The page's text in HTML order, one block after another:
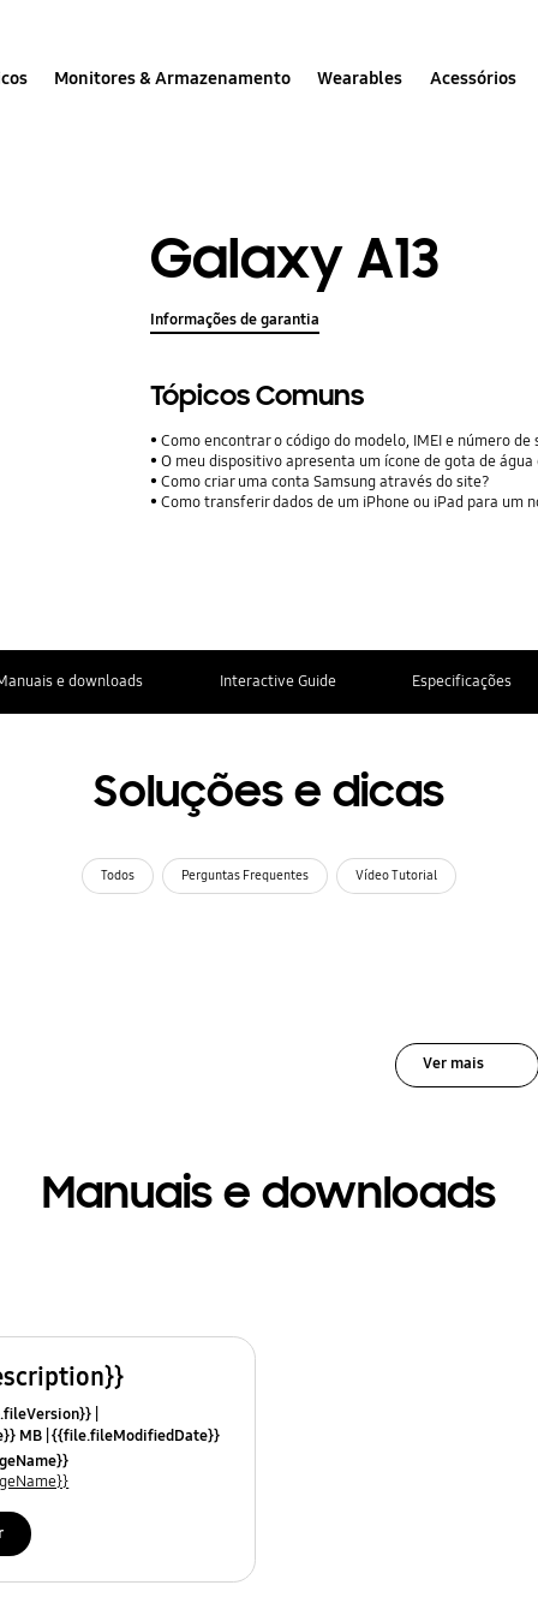
Monitores & Armazenamento Wearables Acessórios
Galaxy A13
Informações de garantia
Tópicos Comuns
Como encontrar o código do modelo, IMEI e número
O meu dispositivo apresenta um ícone de gota de água
Como criar uma conta Samsung através do site?
Como transferir dados de um iPhone ou iPad para um
e downloads Interactive Guide Especificações
Soluções e dicas
Todos Perguntas Frequentes Vídeo Tutorial
Ver mais
Manuais e downloads
MB {{file.fileModifiedDate}}